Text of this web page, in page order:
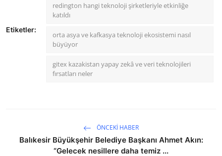
Etiketler:
redington hangi teknoloji şirketleriyle etkinliğe
katıldı
orta asya ve kafkasya teknoloji ekosistemi nasıl
büyüyor
gitex kazakistan yapay zekâ ve veri teknolojileri
fırsatları neler
ÖNCEKI HABER
Balıkesir Büyükşehir Belediye Başkanı Ahmet Akın:
“Gelecek nesillere daha temiz ...